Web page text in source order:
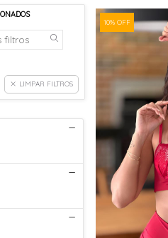
LIMPAR FILTROS
10% OFF